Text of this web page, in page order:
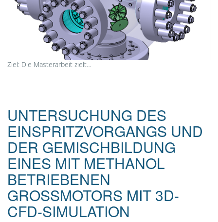
Ziel: Die Masterarbeit zielt…
UNTERSUCHUNG DES
EINSPRITZVORGANGS UND
DER GEMISCHBILDUNG
EINES MIT METHANOL
BETRIEBENEN
GROSSMOTORS MIT 3D-C
FD-SIMULATION